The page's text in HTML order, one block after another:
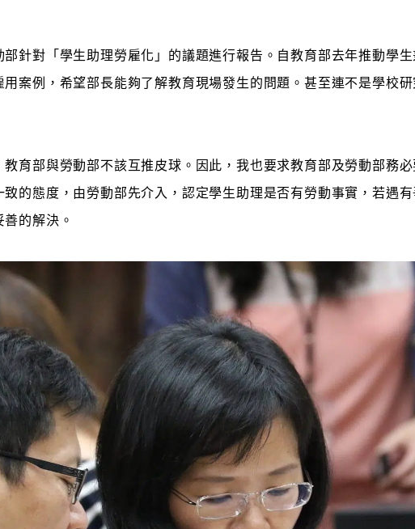
針對「學生助理勞雇化」的議題進行報告。自教育部去年推動學
案例，希望部長能夠了解教育現場發生的問題。甚至連不是學校
育部與勞動部不該互推皮球。因此，我也要求教育部及勞動部務
的態度，由勞動部先介入，認定學生助理是否有勞動事實，若遇
的解決。